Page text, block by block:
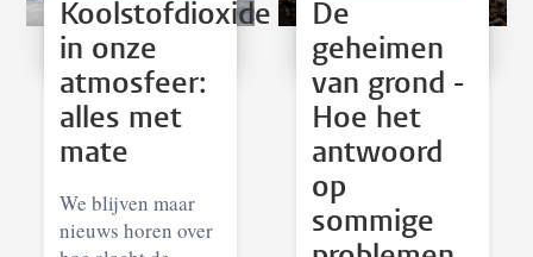
Koolstofdioxide
in onze
atmosfeer:
alles met
mate
We blijven maar
nieuws horen over
De
geheimen
van grond -
Hoe het
antwoord
op
sommige